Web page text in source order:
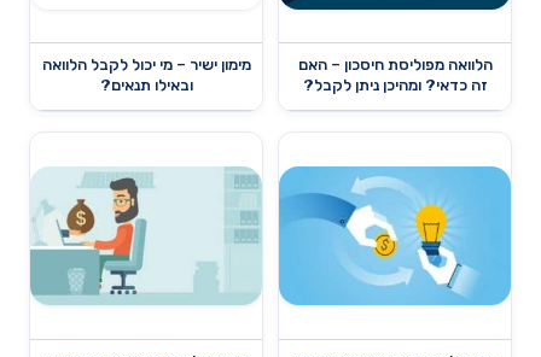
הלוואה מפוליסת חיסכון – האם
זה כדאי? ומהיכן ניתן לקבל?
מימון ישיר – מי יכול לקבל הלוואה
ובאילו תנאים?